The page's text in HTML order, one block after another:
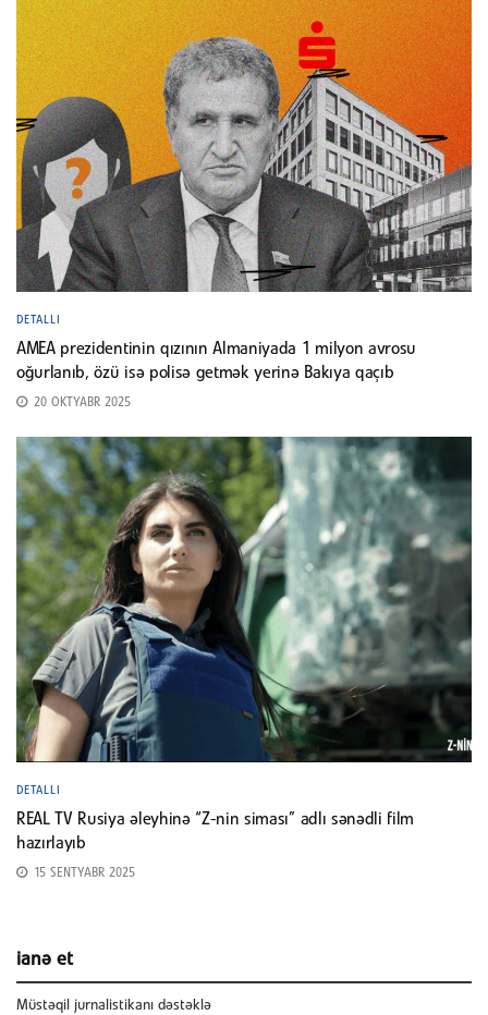
DETALLI
AMEA prezidentinin qızının Almaniyada 1 milyon avrosu
oğurlanıb, özü isə polisə getmək yerinə Bakıya qaçıb
20 OKTYABR 2025
DETALLI
REAL TV Rusiya əleyhinə “Z-nin siması” adlı sənədli film
hazırlayıb
15 SENTYABR 2025
ianə et
Müstəqil jurnalistikanı dəstəklə